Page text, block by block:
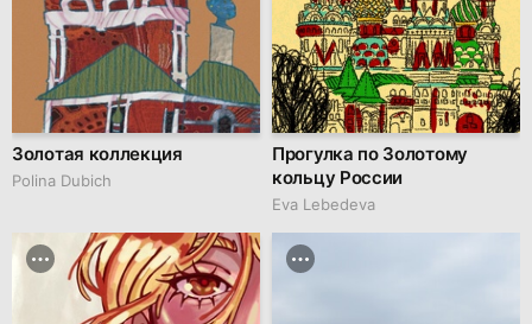
Золотая коллекция
Polina Dubich
Прогулка по Золотому
кольцу России
Eva Lebedeva